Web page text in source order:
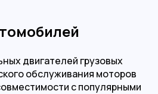
двигателей грузовых
обслуживания моторов
с популярными